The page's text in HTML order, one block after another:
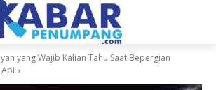
yang Wajib Kalian Tahu Saat Bepergian